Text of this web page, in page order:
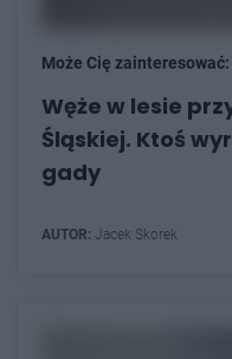
Może Cię zainteresować:
Węże w lesie
Śląskiej. Ktoś
gady
AUTOR: Jacek Skorek